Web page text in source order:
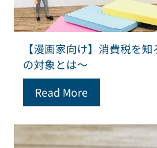
【漫画家向け】消費税を
の対象とは～
Read More